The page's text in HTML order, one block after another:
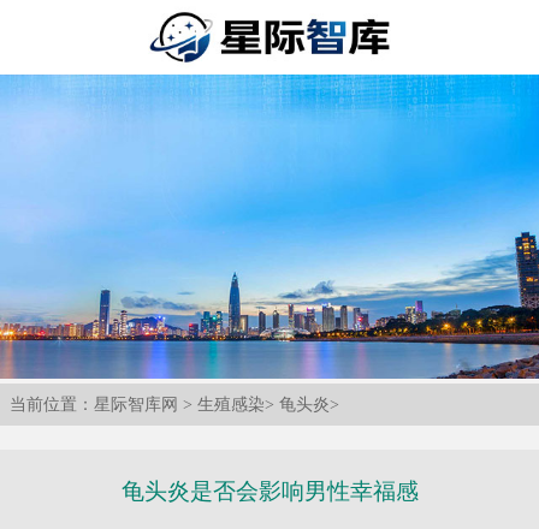
当前位置： 星际智库网 > 生殖感染> 龟头炎>
龟头炎是否会影响男性幸福感